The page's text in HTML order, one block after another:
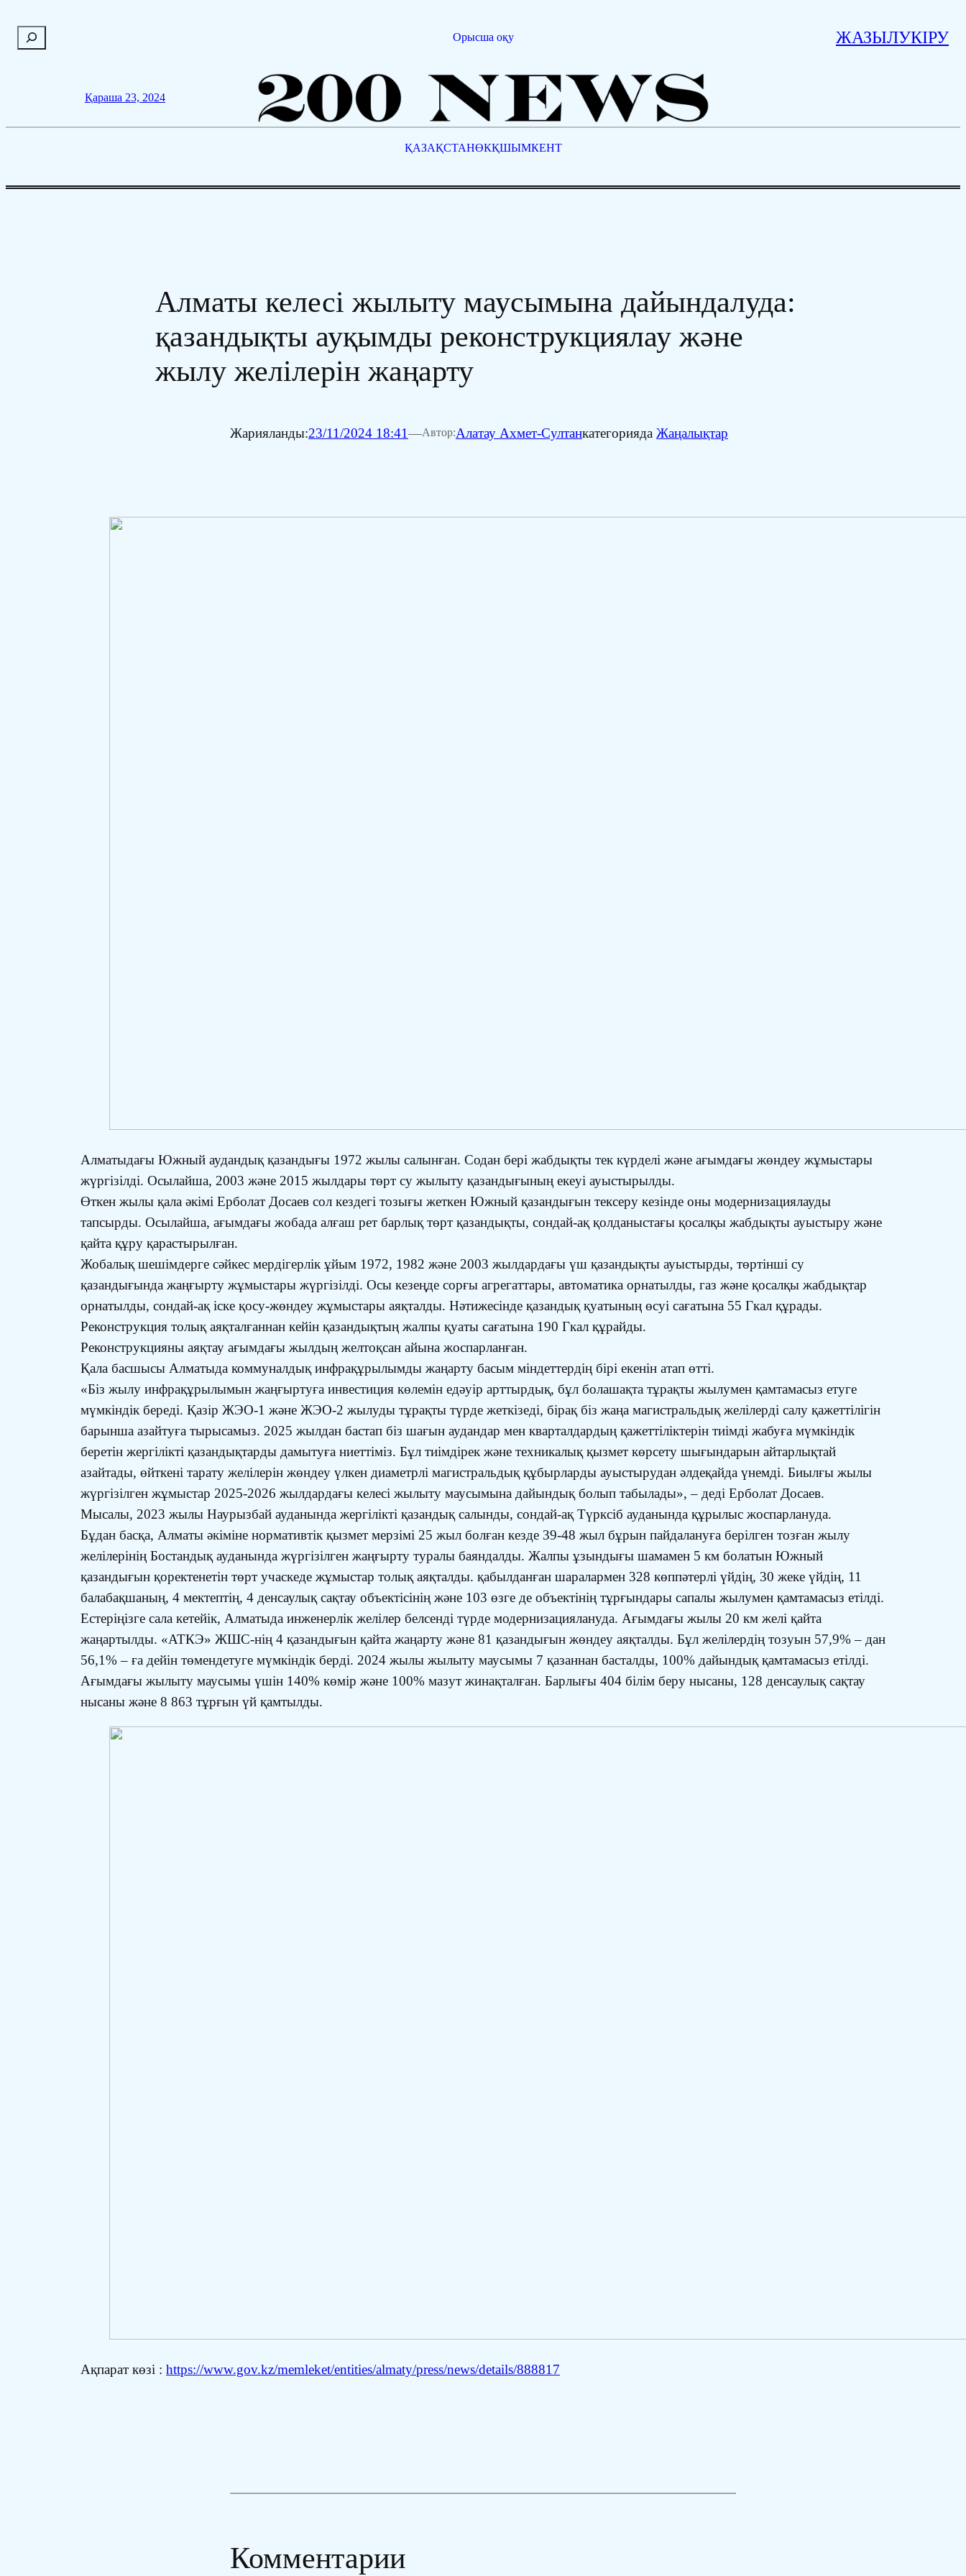
о
Орысша оқу ЖАЗЫЛУКІРУ
Қараша 23, 2024
ҚАЗАҚСТАНӨКҚШЫМКЕНТ
Алматы келесі жылыту маусымына дайындалуда:
қазандықты ауқымды реконструкциялау және
жылу желілерін жаңарту
Жарияланды:23/11/2024 18:41—Автор:Алатау Ахмет-Султанкатегорияда Жаңалықтар
Алматыдағы Южный аудандық қазандығы 1972 жылы салынған. Содан бері жабдықты тек күрделі және ағымдағы жөндеу жұмыстары
жүргізілді. Осылайша, 2003 және 2015 жылдары төрт су жылыту қазандығының екеуі ауыстырылды.
Өткен жылы қала әкімі Ерболат Досаев сол кездегі тозығы жеткен Южный қазандығын тексеру кезінде оны модернизациялауды
тапсырды. Осылайша, ағымдағы жобада алғаш рет барлық төрт қазандықты, сондай-ақ қолданыстағы қосалқы жабдықты ауыстыру және
қайта құру қарастырылған.
Жобалық шешімдерге сәйкес мердігерлік ұйым 1972, 1982 және 2003 жылдардағы үш қазандықты ауыстырды, төртінші су
қазандығында жаңғырту жұмыстары жүргізілді. Осы кезеңде сорғы агрегаттары, автоматика орнатылды, газ және қосалқы жабдықтар
орнатылды, сондай-ақ іске қосу-жөндеу жұмыстары аяқталды. Нәтижесінде қазандық қуатының өсуі сағатына 55 Гкал құрады.
Реконструкция толық аяқталғаннан кейін қазандықтың жалпы қуаты сағатына 190 Гкал құрайды.
Реконструкцияны аяқтау ағымдағы жылдың желтоқсан айына жоспарланған.
Қала басшысы Алматыда коммуналдық инфрақұрылымды жаңарту басым міндеттердің бірі екенін атап өтті.
«Біз жылу инфрақұрылымын жаңғыртуға инвестиция көлемін едәуір арттырдық, бұл болашақта тұрақты жылумен қамтамасыз етуге
мүмкіндік береді. Қазір ЖЭО-1 және ЖЭО-2 жылуды тұрақты түрде жеткізеді, бірақ біз жаңа магистральдық желілерді салу қажеттілігін
барынша азайтуға тырысамыз. 2025 жылдан бастап біз шағын аудандар мен кварталдардың қажеттіліктерін тиімді жабуға мүмкіндік
беретін жергілікті қазандықтарды дамытуға ниеттіміз. Бұл тиімдірек және техникалық қызмет көрсету шығындарын айтарлықтай
азайтады, өйткені тарату желілерін жөндеу үлкен диаметрлі магистральдық құбырларды ауыстырудан әлдеқайда үнемді. Биылғы жылы
жүргізілген жұмыстар 2025-2026 жылдардағы келесі жылыту маусымына дайындық болып табылады», – деді Ерболат Досаев.
Мысалы, 2023 жылы Наурызбай ауданында жергілікті қазандық салынды, сондай-ақ Түрксіб ауданында құрылыс жоспарлануда.
Бұдан басқа, Алматы әкіміне нормативтік қызмет мерзімі 25 жыл болған кезде 39-48 жыл бұрын пайдалануға берілген тозған жылу
желілерінің Бостандық ауданында жүргізілген жаңғырту туралы баяндалды. Жалпы ұзындығы шамамен 5 км болатын Южный
қазандығын қоректенетін төрт учаскеде жұмыстар толық аяқталды. қабылданған шаралармен 328 көппәтерлі үйдің, 30 жеке үйдің, 11
балабақшаның, 4 мектептің, 4 денсаулық сақтау объектісінің және 103 өзге де объектінің тұрғындары сапалы жылумен қамтамасыз етілді.
Естеріңізге сала кетейік, Алматыда инженерлік желілер белсенді түрде модернизациялануда. Ағымдағы жылы 20 км желі қайта
жаңартылды. «АТКЭ» ЖШС-нің 4 қазандығын қайта жаңарту және 81 қазандығын жөндеу аяқталды. Бұл желілердің тозуын 57,9% – дан
56,1% – ға дейін төмендетуге мүмкіндік берді. 2024 жылы жылыту маусымы 7 қазаннан басталды, 100% дайындық қамтамасыз етілді.
Ағымдағы жылыту маусымы үшін 140% көмір және 100% мазут жинақталған. Барлығы 404 білім беру нысаны, 128 денсаулық сақтау
нысаны және 8 863 тұрғын үй қамтылды.
Ақпарат көзі : https://www.gov.kz/memleket/entities/almaty/press/news/details/888817
Комментарии